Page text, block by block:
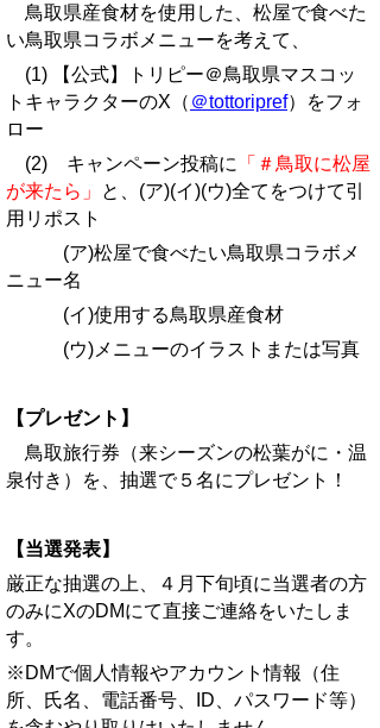
鳥取県産食材を使用した、松屋で食べた
い鳥取県コラボメニューを考えて、
(1) 【公式】トリピー＠鳥取県マスコッ
トキャラクターのX（ ＠tottoripref）をフォ
ロー
(2) キャンペーン投稿に
「＃鳥取に松屋
が来たら」
と、(ア)(イ)(ウ)全てをつけて引
用リポスト
(ア)松屋で食べたい鳥取県コラボメ
ニュー名
(イ)使用する鳥取県産食材
(ウ)メニューのイラストまたは写真
【プレゼント】
鳥取旅行券（来シーズンの松葉がに・温
泉付き）を、抽選で５名にプレゼント！
【当選発表】
厳正な抽選の上、４月下旬頃に当選者の方
のみにXのDMにて直接ご連絡をいたしま
す。
※DMで個人情報やアカウント情報（住
所、氏名、電話番号、ID、パスワード等）